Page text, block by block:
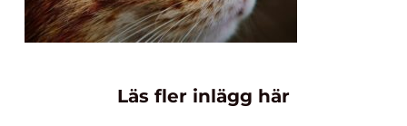
Läs fler inlägg här